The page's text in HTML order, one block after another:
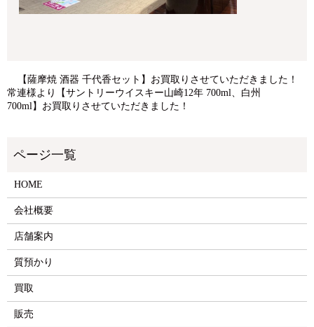
【薩摩焼 酒器 千代香セット】お買取りさせていただきました！
常連様より【サントリーウイスキー山崎12年 700ml、白州
700ml】お買取りさせていただきました！
HOME
会社概要
店舗案内
質預かり
買取
販売